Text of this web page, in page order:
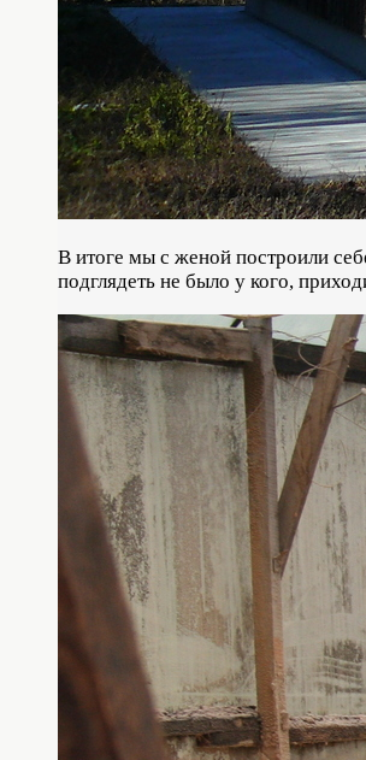
В итоге мы с женой построили
подглядеть не было у кого,